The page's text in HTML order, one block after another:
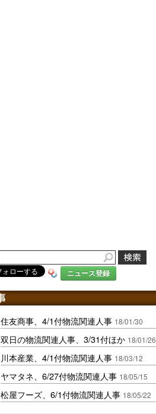
ニュース登録
住友商事、4/1付物流関連人事 18/01/30
双日の物流関連人事、3/31付ほか 18/01/26
川本産業、4/1付物流関連人事 18/03/12
ヤマタネ、6/27付物流関連人事 18/05/15
松屋フーズ、6/1付物流関連人事 18/05/22